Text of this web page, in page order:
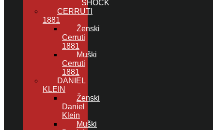
SHOCK
CERRUTI
1881
Ženski
Cerruti
1881
Muški
Cerruti
1881
DANIEL
KLEIN
Ženski
Daniel
Klein
Muški